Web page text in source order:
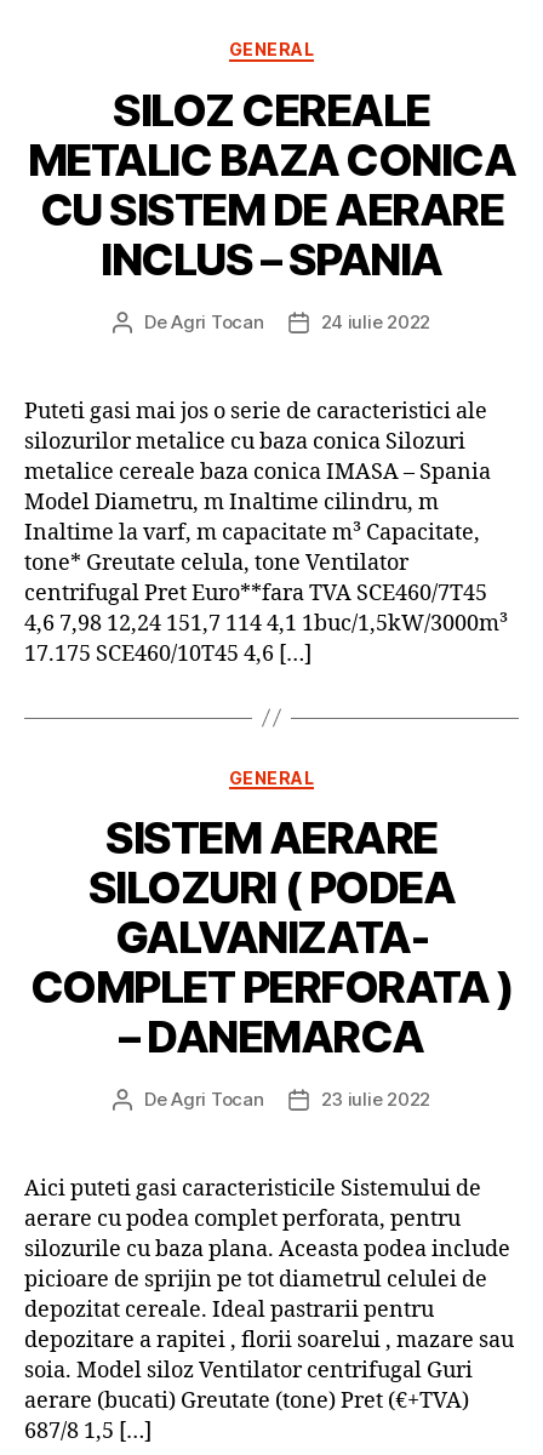
Categorii
GENERAL
SILOZ CEREALE
METALIC BAZA CONICA
CU SISTEM DE AERARE
INCLUS – SPANIA
Autor
DeAgri Tocan
Dată24 iulie 2022
Puteti gasi mai jos o serie de caracteristici ale
silozurilor metalice cu baza conica Silozuri
metalice cereale baza conica IMASA – Spania
Model Diametru, m Inaltime cilindru, m
Inaltime la varf, m capacitate m³ Capacitate,
tone* Greutate celula, tone Ventilator
centrifugal Pret Euro**fara TVA SCE460/7T45
4,6 7,98 12,24 151,7 114 4,1 1buc/1,5kW/3000m³
17.175 SCE460/10T45 4,6 […]
Categorii
GENERAL
SISTEM AERARE
SILOZURI ( PODEA
GALVANIZATA-
COMPLET PERFORATA )
– DANEMARCA
Autor
DeAgri Tocan
Dată23 iulie 2022
Aici puteti gasi caracteristicile Sistemului de
aerare cu podea complet perforata, pentru
silozurile cu baza plana. Aceasta podea include
picioare de sprijin pe tot diametrul celulei de
depozitat cereale. Ideal pastrarii pentru
depozitare a rapitei , florii soarelui , mazare sau
soia. Model siloz Ventilator centrifugal Guri
aerare (bucati) Greutate (tone) Pret (€+TVA)
687/8 1,5 […]